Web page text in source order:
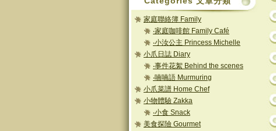
家庭聯絡簿 Family
‧家庭咖啡館 Family Café
‧小汝公主 Princess Michelle
小爪日誌 Diary
‧事件花絮 Behind the scenes
‧喃喃語 Murmuring
小爪菜譜 Home Chef
小物體驗 Zakka
‧小食 Snack
美食探險 Gourmet